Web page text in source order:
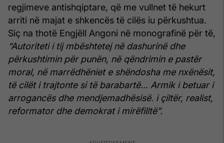
regjimeve antishqiptare, që me vullnet të hekurt
arriti në majat e shkencës të cilës iu përkushtua.
Siç na thotë Engjëll Angoni në monografinë për të,
“Autoriteti i tij mbështetej në dashurinë dhe
përkushtimin për punën, në qëndrimin e pastër
moral, në marrëdhëniet e shëndosha me nxënësit,
të cilët i trajtonte si të barabartë… Armik i betuar i
arrogancës dhe mendjemadhësisë. i çiltër, realist,
reformator dhe demokrat i mirëfilltë”.